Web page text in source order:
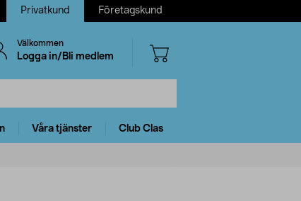
Privatkund Företagskund
Välkommen
Logga in/Bli medlem
Våra tjänster Club Clas